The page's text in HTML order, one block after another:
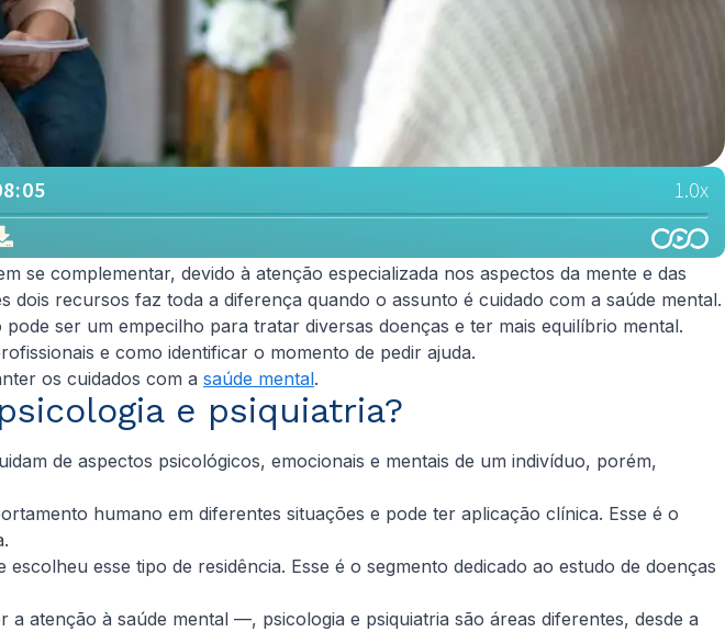
se complementar, devido à atenção especializada nos aspectos da mente e das
recursos faz toda a diferença quando o assunto é cuidado com a saúde mental.
ser um empecilho para tratar diversas doenças e ter mais equilíbrio mental.
e como identificar o momento de pedir ajuda.
os cuidados com a saúde mental.
e psiquiatria?
de aspectos psicológicos, emocionais e mentais de um indivíduo, porém,
humano em diferentes situações e pode ter aplicação clínica. Esse é o
esse tipo de residência. Esse é o segmento dedicado ao estudo de doenças
atenção à saúde mental —, psicologia e psiquiatria são áreas diferentes, desde a